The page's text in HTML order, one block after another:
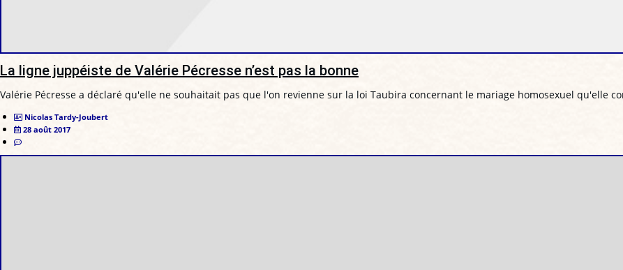
La ligne juppéiste de Valérie Pécresse n’est pas la bonne
Valérie Pécresse a déclaré qu'elle ne souhaitait pas que l'on revienne sur la loi Taubira concernant le mariage homosexuel qu'elle
Nicolas Tardy-Joubert
28 août 2017